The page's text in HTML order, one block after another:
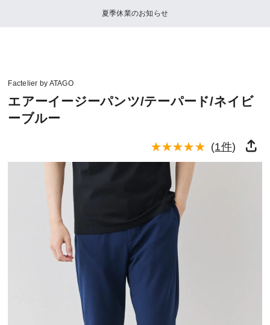
夏季休業のお知らせ
Factelier by ATAGO
エアーイージーパンツ/テーパード/ネイビ
ーブルー
(1件)